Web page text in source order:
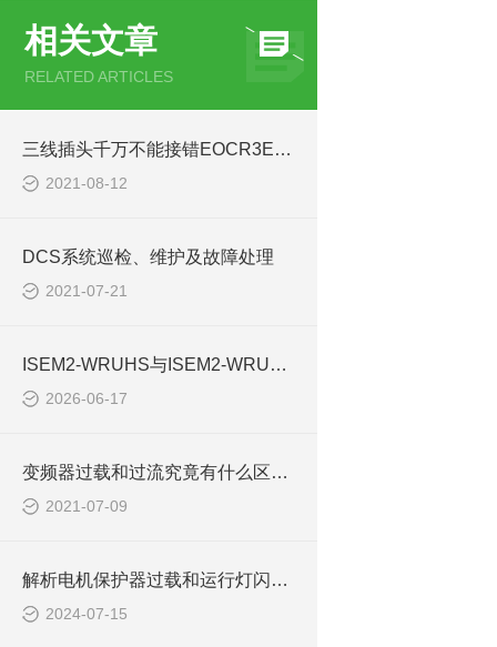
相关文章
RELATED ARTICLES
三线插头千万不能接错EOCR3E420
2021-08-12
DCS系统巡检、维护及故障处理
2021-07-21
ISEM2-WRUHS与ISEM2-WRUHP保护器差异
2026-06-17
变频器过载和过流究竟有什么区别？
2021-07-09
解析电机保护器过载和运行灯闪烁原因EOCR-SS
2024-07-15